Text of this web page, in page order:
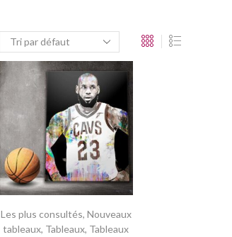
Les plus consultés, Nouveaux
tableaux, Tableaux, Tableaux